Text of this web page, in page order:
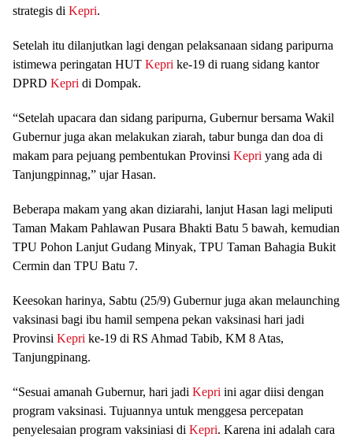
strategis di Kepri.
Setelah itu dilanjutkan lagi dengan pelaksanaan sidang paripurna
istimewa peringatan HUT Kepri ke-19 di ruang sidang kantor
DPRD Kepri di Dompak.
“Setelah upacara dan sidang paripurna, Gubernur bersama Wakil
Gubernur juga akan melakukan ziarah, tabur bunga dan doa di
makam para pejuang pembentukan Provinsi Kepri yang ada di
Tanjungpinnag,” ujar Hasan.
Beberapa makam yang akan diziarahi, lanjut Hasan lagi meliputi
Taman Makam Pahlawan Pusara Bhakti Batu 5 bawah, kemudian
TPU Pohon Lanjut Gudang Minyak, TPU Taman Bahagia Bukit
Cermin dan TPU Batu 7.
Keesokan harinya, Sabtu (25/9) Gubernur juga akan melaunching
vaksinasi bagi ibu hamil sempena pekan vaksinasi hari jadi
Provinsi Kepri ke-19 di RS Ahmad Tabib, KM 8 Atas,
Tanjungpinang.
“Sesuai amanah Gubernur, hari jadi Kepri ini agar diisi dengan
program vaksinasi. Tujuannya untuk menggesa percepatan
penyelesaian program vaksiniasi di Kepri. Karena ini adalah cara